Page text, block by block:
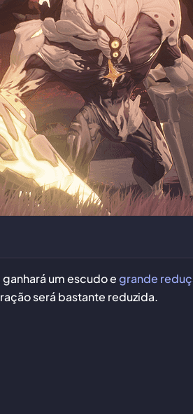
um escudo egrande
será bastante reduzida.